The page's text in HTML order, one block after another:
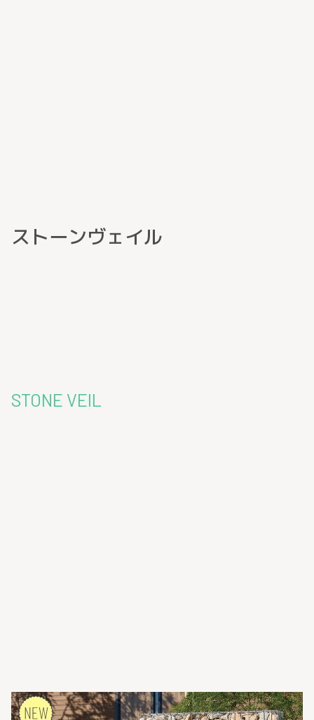
ストーンヴェイル
STONE VEIL